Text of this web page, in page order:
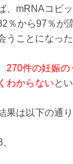
、mRNAコビ
％から97％が
うことになった
270件の妊娠
わからないとい
果は以下の通り